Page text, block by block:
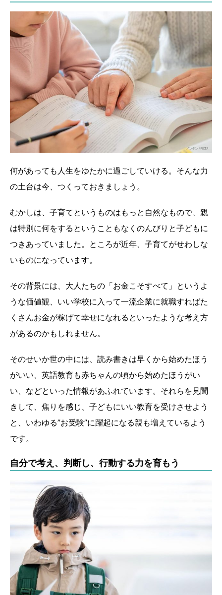
何があっても人生をゆたかに過ごしていける。そんな力
の土台は今、つくっておきましょう。
むかしは、子育てというものはもっと自然なもので、親
は特別に何をするということもなくのんびりと子どもに
つきあっていました。ところが近年、子育てがせわしな
いものになっています。
その背景には、大人たちの「お金こそすべて」というよ
うな価値観、いい学校に入って一流企業に就職すればた
くさんお金が稼げて幸せになれるといったような考え方
があるのかもしれません。
そのせいか世の中には、読み書きは早くから始めたほう
がいい、英語教育も赤ちゃんの頃から始めたほうがい
い、などといった情報があふれています。それらを見聞
きして、焦りを感じ、子どもにいい教育を受けさせよう
と、いわゆる”お受験”に躍起になる親も増えているよう
です。
自分で考え、判断し、行動する力を育もう